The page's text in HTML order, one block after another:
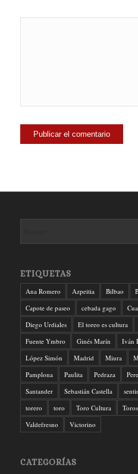
ETIQUETAS
Ana Romero Azpeitia Bilbao
Capote de paseo
cebada gago
Diego Urdiales
El toreo es cultura
Fuente Ymbro
Ginés Marín Iván
López Simón
Madrid Miura
Pamplona
Paulita Pedraza
Santander
Sebastián Castella
torero
toro Toro Cultura Toros
Valdefresno
Victorino
CATEGORÍAS